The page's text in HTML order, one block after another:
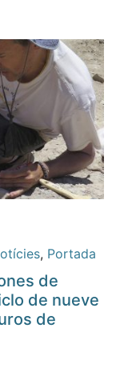
, Portada
de
de nueve
de